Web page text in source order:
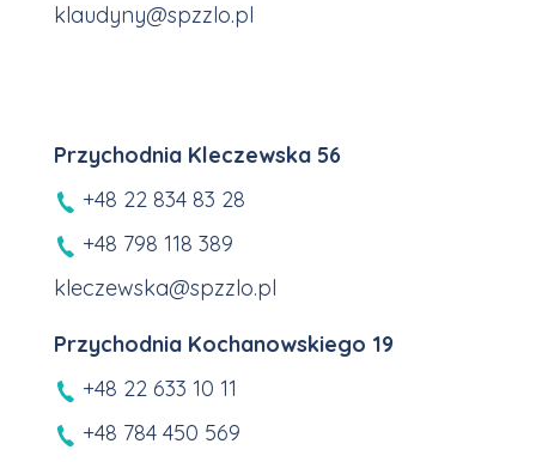
klaudyny@spzzlo.pl
Przychodnia Kleczewska 56
+48 22 834 83 28
+48 798 118 389
kleczewska@spzzlo.pl
Przychodnia Kochanowskiego 19
+48 22 633 10 11
+48 784 450 569